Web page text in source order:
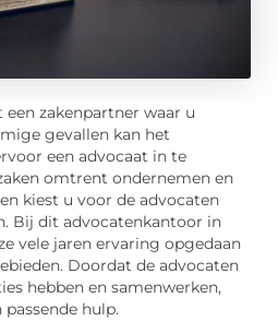
zakenpartner waar u
gevallen kan het
een advocaat in te
omtrent ondernemen en
kiest u voor de advocaten
Bij dit advocatenkantoor in
vele jaren ervaring opgedaan
Doordat de advocaten
hebben en samenwerken,
hulp.